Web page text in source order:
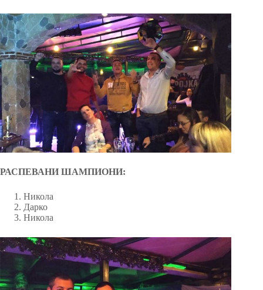
РАСПЕВАНИ ШАМПИОНИ:
Никола
Дарко
Никола